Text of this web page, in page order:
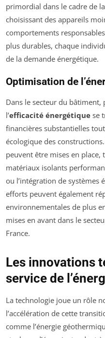
primordial dans le cadre de
choisissant des appareils
comportements
plus durables, chaque
de la demande énergétique.
Optimisation de
Dans le secteur du bâtiment,
l’efficacité énergétique se
financières substantielles
écologique des
peuvent être mises en place,
matériaux isolants
ou l’intégration de systèmes
efforts peuvent également
environnementales de plus
mises en avant dans le
France.
Les innovations
service de
La technologie joue un rôle
l’accélération de cette
comme l’énergie